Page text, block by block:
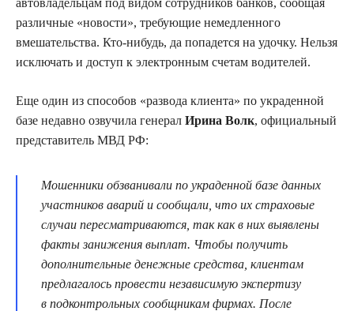
различные «новости», требующие немедленного
вмешательства. Кто-нибудь, да попадется на удочку. Нельзя
исключать и доступ к электронным счетам водителей.
Еще один из способов «развода клиента» по украденной
базе недавно озвучила генерал Ирина Волк, официальный
представитель МВД РФ:
Мошенники обзванивали по украденной базе данных
участников аварий и сообщали, что их страховые
случаи пересматриваются, так как в них выявлены
факты занижения выплат. Чтобы получить
дополнительные денежные средства, клиентам
предлагалось провести независимую экспертизу
в подконтрольных сообщникам фирмах. После